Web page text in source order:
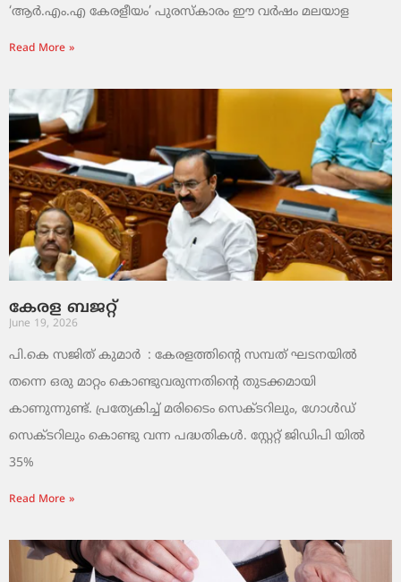
‘ആർ.എം.എ കേരളീയം’ പുരസ്‌കാരം ഈ വർഷം മലയാള
Read More »
കേരള ബജറ്റ്
June 19, 2026
പി.കെ സജിത് കുമാര്‍ : കേരളത്തിന്റെ സമ്പത് ഘടനയിൽ
തന്നെ ഒരു മാറ്റം കൊണ്ടുവരുന്നതിന്റെ തുടക്കമായി
കാണുന്നുണ്ട്. പ്രത്യേകിച്ച് മരിടൈം സെക്ടറിലും, ഗോൾഡ്
സെക്ടറിലും കൊണ്ടു വന്ന പദ്ധതികൾ. സ്റ്റേറ്റ് ജിഡിപി യിൽ
35%
Read More »